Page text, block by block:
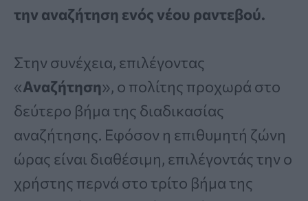
την αναζήτηση ενός νέου ραντεβού.
Στην συνέχεια, επιλέγοντας
«Αναζήτηση», ο πολίτης προχωρά στο
δεύτερο βήμα της διαδικασίας
αναζήτησης. Εφόσον η επιθυμητή ζώνη
ώρας είναι διαθέσιμη, επιλέγοντάς την ο
χρήστης περνά στο τρίτο βήμα της